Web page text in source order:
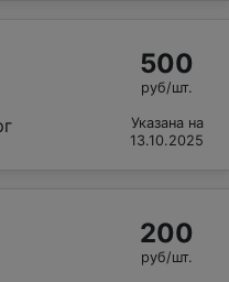
500
руб/шт.
Указана на
13.10.2025
200
руб/шт.